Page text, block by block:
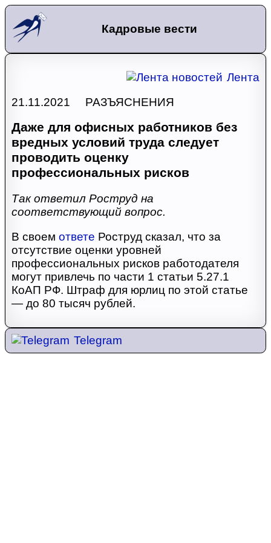
Кадровые вести
Лента
21.11.2021 РАЗЪЯСНЕНИЯ
Даже для офисных работников без
вредных условий труда следует
проводить оценку
профессиональных рисков
Так ответил Роструд на
соответствующий вопрос.
В своем ответе Роструд сказал, что за
отсутствие оценки уровней
профессиональных рисков работодателя
могут привлечь по части 1 статьи 5.27.1
КоАП РФ. Штраф для юрлиц по этой статье
— до 80 тысяч рублей.
Telegram